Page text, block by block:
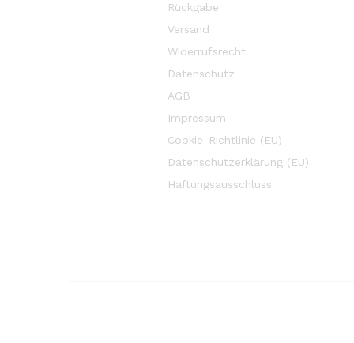
Rückgabe
Versand
Widerrufsrecht
Datenschutz
AGB
Impressum
Cookie-Richtlinie (EU)
Datenschutzerklärung (EU)
Haftungsausschluss